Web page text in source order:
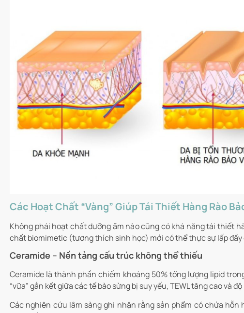
Các Hoạt Chất “Vàng” Giúp Tái Thiết Hàng Rào
Không phải hoạt chất dưỡng ẩm nào cũng có khả năng tái thiết
chất biomimetic (tương thích sinh học) mới có thể thực sự lấp
Ceramide – Nền tảng cấu trúc không thể thiếu
Ceramide là thành phần chiếm khoảng 50% tổng lượng lipid
“vữa” gắn kết giữa các tế bào sừng bị suy yếu, TEWL tăng cao và
Các nghiên cứu lâm sàng ghi nhận rằng sản phẩm có chứa hỗn